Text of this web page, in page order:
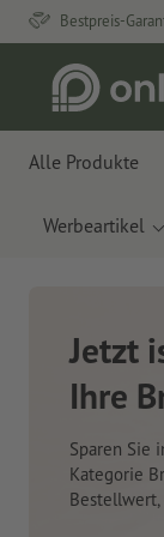
Bestpreis-
Alle Produkte
Werbeartikel
Neue
Mit